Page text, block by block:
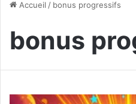
Accueil / bonus progressifs
bonus